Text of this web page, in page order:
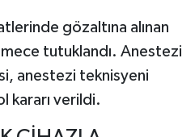
gözaltına alınan
tutuklandı. Anestezi
anestezi teknisyeni
kararı verildi.